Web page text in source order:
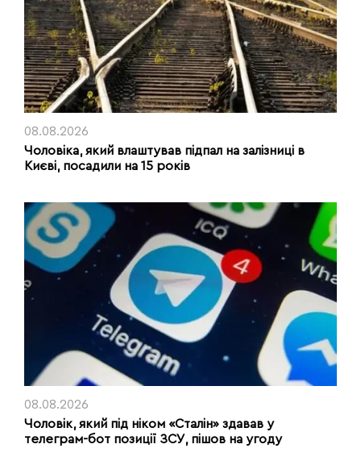
08.08.2026
Чоловіка, який влаштував підпал на залізниці в
Києві, посадили на 15 років
08.08.2026
Чоловік, який під ніком «Сталін» здавав у
телеграм-бот позиції ЗСУ, пішов на угоду